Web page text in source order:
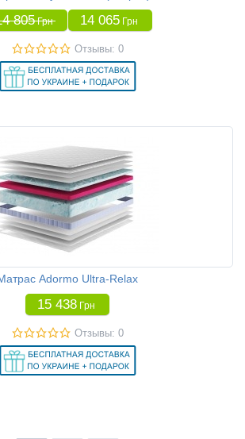
805 Грн 14 065 Грн
Отзывы: 0
Adormo Ultra-Relax
15 438 Грн
Отзывы: 0